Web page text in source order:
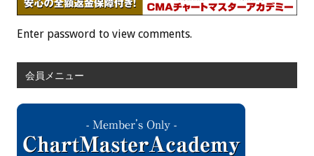
Enter password to view comments.
会員メニュー